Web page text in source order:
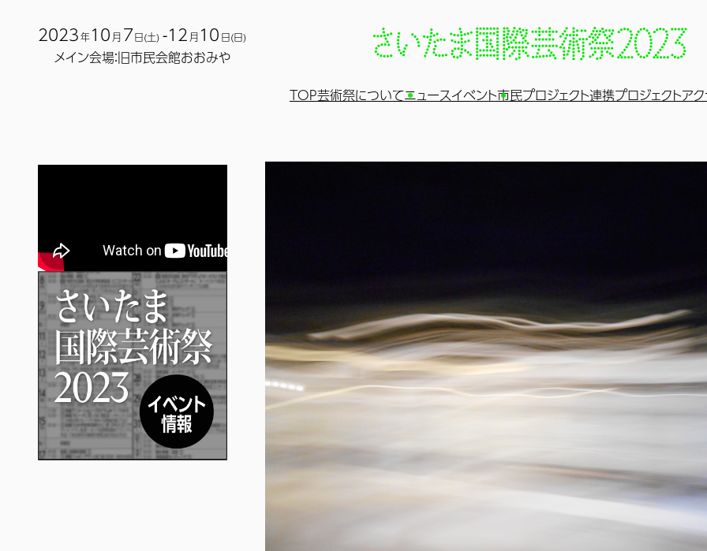
2023年10 月 7日(土) -12 月 10 日(日)
メイン会場：旧市民会館おおみや
TOP芸術祭についてニュースイベント市民プロジェクト連携プロジェクトア